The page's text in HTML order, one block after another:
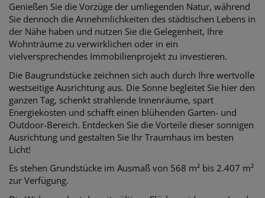
Genießen Sie die Vorzüge der umliegenden Natur, während
Sie dennoch die Annehmlichkeiten des städtischen Lebens in
der Nähe haben und nutzen Sie die Gelegenheit, Ihre
Wohnträume zu verwirklichen oder in ein
vielversprechendes Immobilienprojekt zu investieren.
Die Baugrundstücke zeichnen sich auch durch Ihre wertvolle
westseitige Ausrichtung aus. Die Sonne begleitet Sie hier den
ganzen Tag, schenkt strahlende Innenräume, spart
Energiekosten und schafft einen blühenden Garten- und
Outdoor-Bereich. Entdecken Sie die Vorteile dieser sonnigen
Ausrichtung und gestalten Sie Ihr Traumhaus im besten
Licht!
Es stehen Grundstücke im Ausmaß von 568 m² bis 2.407 m²
zur Verfügung.